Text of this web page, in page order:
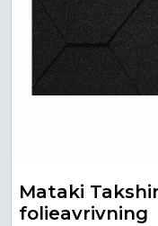
Mataki
folieavrivning